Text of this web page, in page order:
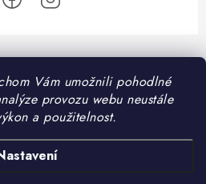
Vám umožnili pohodlné
provozu webu neustále
a použitelnost.